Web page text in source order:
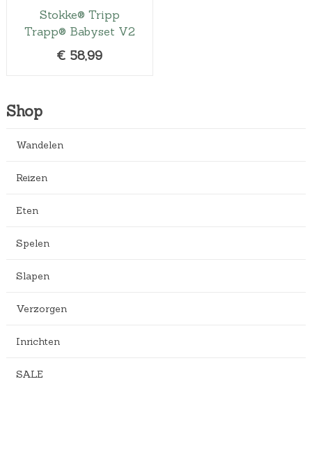
Stokke® Tripp
Trapp® Babyset V2
€ 58,99
Shop
Wandelen
Reizen
Eten
Spelen
Slapen
Verzorgen
Inrichten
SALE